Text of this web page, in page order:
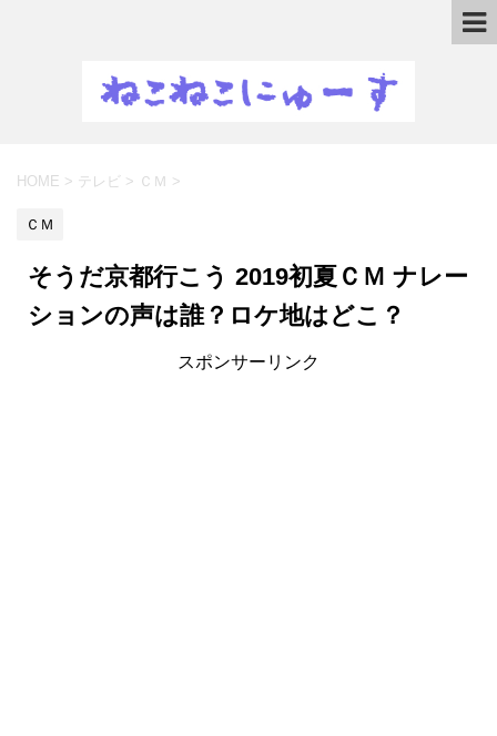
HOME > テレビ > ＣＭ >
ＣＭ
そうだ京都行こう 2019初夏ＣＭ ナレー
ションの声は誰？ロケ地はどこ？
スポンサーリンク